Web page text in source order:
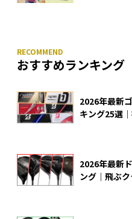
おすすめランキング
2026年最新
キング25選
2026年最新
ング｜飛ぶ